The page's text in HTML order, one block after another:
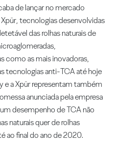
de lançar no mercado
tecnologias desenvolvidas
das rolhas naturais de
como as mais inovadoras,
tecnologias anti-TCA até hoje
e a Xpür representam também
anunciada pela empresa
desempenho de TCA não
naturais quer de rolhas
ao final do ano de 2020.